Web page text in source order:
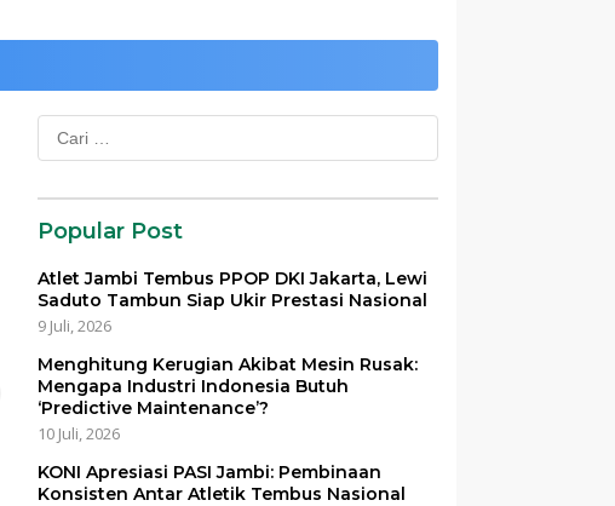
Cari
untuk:
Popular Post
Atlet Jambi Tembus PPOP DKI Jakarta, Lewi
Saduto Tambun Siap Ukir Prestasi Nasional
9 Juli, 2026
Menghitung Kerugian Akibat Mesin Rusak:
Mengapa Industri Indonesia Butuh
‘Predictive Maintenance’?
10 Juli, 2026
KONI Apresiasi PASI Jambi: Pembinaan
Konsisten Antar Atletik Tembus Nasional